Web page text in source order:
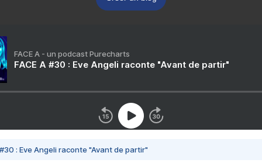
FACE A - un podcast Purecharts
FACE A #30 : Eve Angeli raconte "Avant de partir"
#30 : Eve Angeli raconte "Avant de partir"